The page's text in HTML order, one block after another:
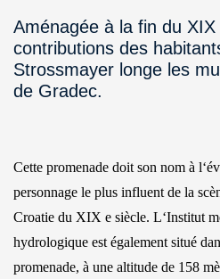
Aménagée à la fin du
contributions des
Strossmayer longe les
de Gradec.
Cette promenade doit son nom à
personnage le plus influent de la
Croatie du XIX e siècle. L‘Institut
hydrologique est également situé
promenade, à une altitude de 158